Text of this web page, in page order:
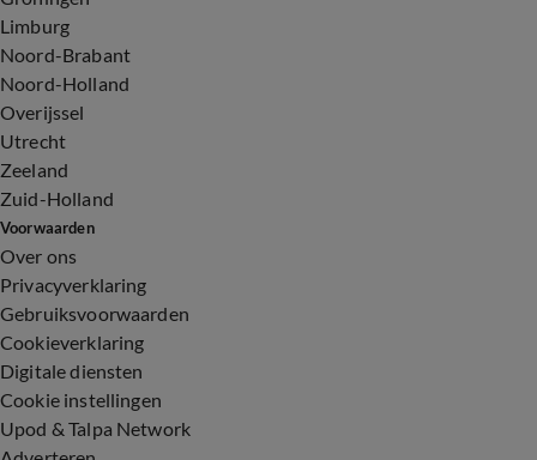
Limburg
Noord-Brabant
Noord-Holland
Overijssel
Utrecht
Zeeland
Zuid-Holland
Voorwaarden
Over ons
Privacyverklaring
Gebruiksvoorwaarden
Cookieverklaring
Digitale diensten
Cookie instellingen
Upod & Talpa Network